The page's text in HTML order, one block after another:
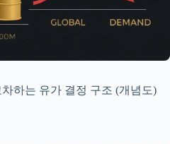
하는 유가 결정 구조 (개념도)